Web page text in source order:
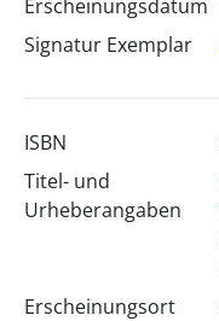
Erscheinungsdatum
Signatur Exemplar
ISBN
Titel- und
Urheberangaben
Erscheinungsort